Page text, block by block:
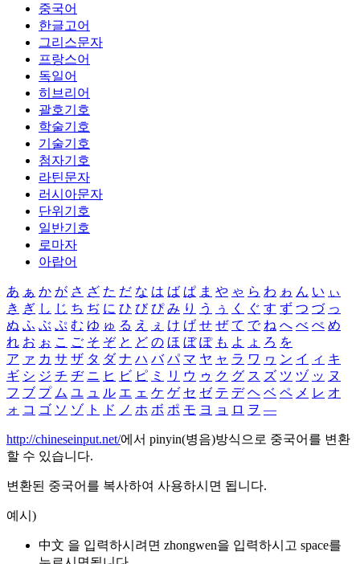
중국어
한글고어
그리스문자
프랑스어
독일어
히브리어
괄호기호
학술기호
기술기호
첨자기호
라틴문자
러시아문자
단위기호
일반기호
로마자
아랍어
あ ぁ か が さ ざ た だ な は ば ぱ ま や ゃ ら わ ゎ ん い ぃ
き ぎ し じ ち ぢ に ひ び ぴ み り う ぅ く ぐ す ず つ づ っ
ぬ ふ ぶ ぷ む ゆ ゅ る え ぇ け げ せ ぜ て で ね へ べ ぺ め
れ お ぉ こ ご そ ぞ と ど の ほ ぼ ぽ も よ ょ ろ を
ア ァ カ サ ザ タ ダ ナ ハ バ パ マ ヤ ャ ラ ワ ヮ ン イ ィ キ
ギ シ ジ チ ヂ ニ ヒ ビ ピ ミ リ ウ ゥ ク グ ス ズ ツ ヅ ッ ヌ
フ ブ プ ム ユ ュ ル エ ェ ケ ゲ セ ゼ テ デ ヘ ベ ペ メ レ オ
ォ コ ゴ ソ ゾ ト ド ノ ホ ボ ポ モ ヨ ョ ロ ヲ ―
http://chineseinput.net/에서 pinyin(병음)방식으로 중국어를 변환
할 수 있습니다.
변환된 중국어를 복사하여 사용하시면 됩니다.
예시)
中文 을 입력하시려면 zhongwen을 입력하시고 space를